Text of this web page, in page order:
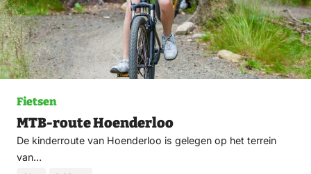
Fietsen
MTB-route Hoenderloo
De kinderroute van Hoenderloo is gelegen op het terrein
van…